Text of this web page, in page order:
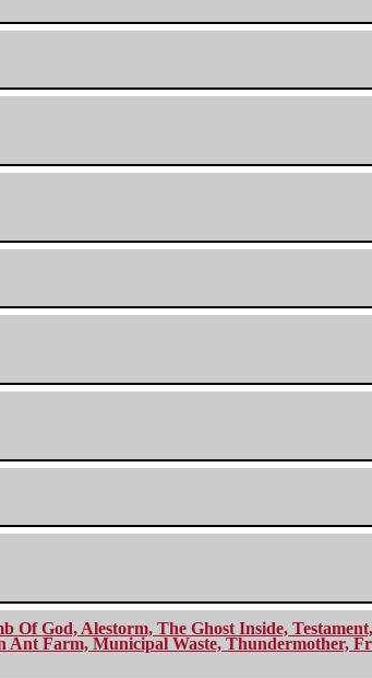
Of God, Alestorm, The Ghost Inside,
Farm, Municipal Waste, Thundermother,